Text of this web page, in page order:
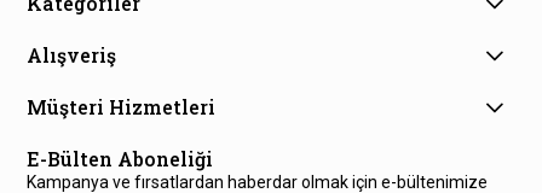
Alışveriş
Müşteri Hizmetleri
E-Bülten Aboneliği
Kampanya ve fırsatlardan haberdar olmak için e-bültenimize